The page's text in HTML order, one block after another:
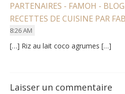
PARTENAIRES - FAMOH -
RECETTES DE CUISINE PAR
8:26 AM
[…] Riz au lait coco agrumes […]
Laisser un commentaire